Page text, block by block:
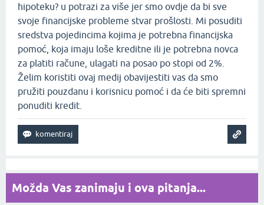
hipoteku? u potrazi za više jer smo ovdje da bi sve
svoje financijske probleme stvar prošlosti. Mi posuditi
sredstva pojedincima kojima je potrebna financijska
pomoć, koja imaju loše kreditne ili je potrebna novca
za platiti račune, ulagati na posao po stopi od 2%.
Želim koristiti ovaj medij obavijestiti vas da smo
pružiti pouzdanu i korisnicu pomoć i da će biti spremni
ponuditi kredit.
Možda Vas zanimaju i ova pitanja...